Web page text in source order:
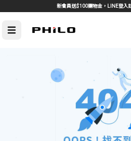
新會員送$100購物金，LINE登入
熱門汽車周邊